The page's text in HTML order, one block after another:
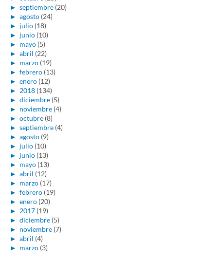
► septiembre (20)
► agosto (24)
► julio (18)
► junio (10)
► mayo (5)
► abril (22)
► marzo (19)
► febrero (13)
► enero (12)
► 2018 (134)
► diciembre (5)
► noviembre (4)
► octubre (8)
► septiembre (4)
► agosto (9)
► julio (10)
► junio (13)
► mayo (13)
► abril (12)
► marzo (17)
► febrero (19)
► enero (20)
► 2017 (19)
► diciembre (5)
► noviembre (7)
► abril (4)
► marzo (3)